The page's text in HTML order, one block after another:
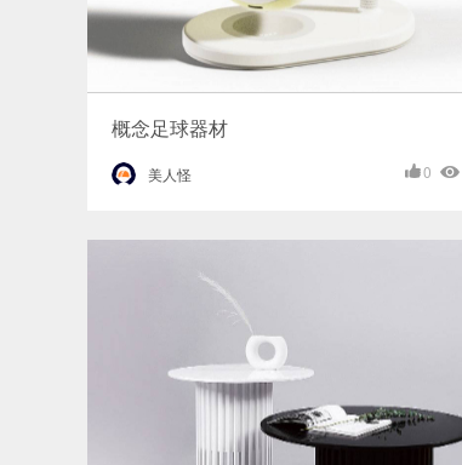
概念足球器材
美人怪 0